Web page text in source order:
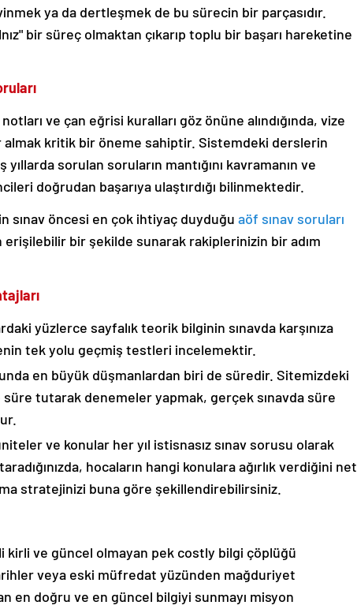
ya da dertleşmek de bu sürecin bir parçasıdır.
bir süreç olmaktan çıkarıp toplu bir başarı hareketine
ve çan eğrisi kuralları göz önüne alındığında, vize
almak kritik bir öneme sahiptir. Sistemdeki derslerin
sorulan soruların mantığını kavramanın ve
doğrudan başarıya ulaştırdığı bilinmektedir.
öncesi en çok ihtiyaç duyduğu aöf sınav soruları
bir şekilde sunarak rakiplerinizin bir adım
yüzlerce sayfalık teorik bilginin sınavda karşınıza
tek yolu geçmiş testleri incelemektir.
en büyük düşmanlardan biri de süredir. Sitemizdeki
tutarak denemeler yapmak, gerçek sınavda süre
ve konular her yıl istisnasız sınav sorusu olarak
hocaların hangi konulara ağırlık verdiğini net
stratejinizi buna göre şekillendirebilirsiniz.
ve güncel olmayan pek costly bilgi çöplüğü
veya eski müfredat yüzünden mağduriyet
en doğru ve en güncel bilgiyi sunmayı misyon